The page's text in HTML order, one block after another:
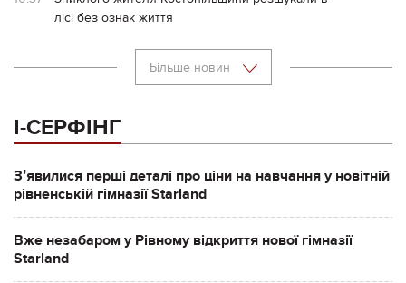
лісі без ознак життя
Більше новин
І-СЕРФІНГ
Зʼявилися перші деталі про ціни на навчання у новітній
рівненській гімназії Starland
Вже незабаром у Рівному відкриття нової гімназії
Starland